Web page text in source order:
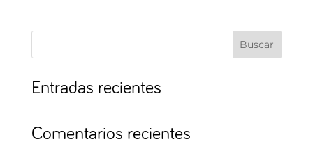
Buscar
Entradas recientes
Comentarios recientes